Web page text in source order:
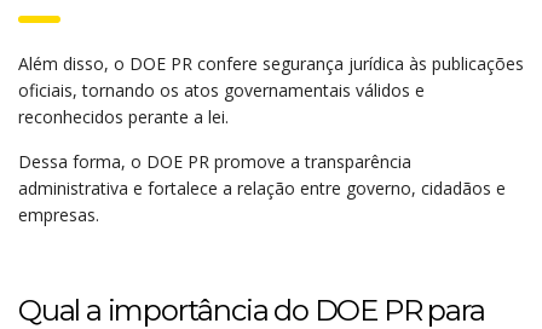
Além disso, o DOE PR confere segurança jurídica às publicações
oficiais, tornando os atos governamentais válidos e
reconhecidos perante a lei.
Dessa forma, o DOE PR promove a transparência
administrativa e fortalece a relação entre governo, cidadãos e
empresas.
Qual a importância do DOE PR para